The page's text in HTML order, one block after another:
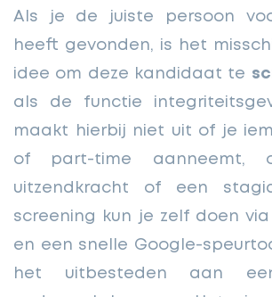
Als je de juiste persoon
heeft gevonden, is het
idee om deze kandidaat te
als de functie
maakt hierbij niet uit of je
of part-time aanneemt,
uitzendkracht of een
screening kun je zelf doen
en een snelle Google-
het uitbesteden aan